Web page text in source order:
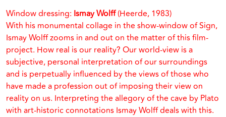
Window dressing: Ismay Wolff(Heerde, 1983)
With his monumental collage in the show-window of Sign,
Ismay Wolff zooms in and out on the matter of this film-
project. How real is our reality? Our world-view is a
subjective, personal interpretation of our surroundings
and is perpetually influenced by the views of those who
have made a profession out of imposing their view on
reality on us. Interpreting the allegory of the cave by Plato
with art-historic connotations Ismay Wolff deals with this.